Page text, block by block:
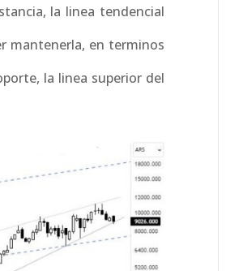
la linea tendencial
mantenerla, en terminos
la linea superior del